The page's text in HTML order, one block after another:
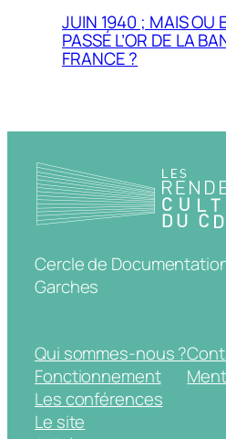
JUIN 1940 ; MAIS OU
PASSÉ L’OR DE LA
FRANCE ?
Cercle de
Garches
Qui sommes-nous ?
Fonctionnement
Les conférences
Le site